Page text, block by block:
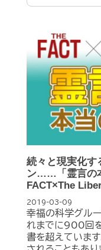
続々と現実化す
ン……「霊言の
FACT×The
2019-03-09
幸福の科学グル
れまでに900回
書を超えていま